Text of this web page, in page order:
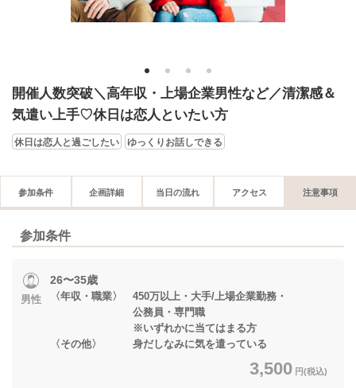
1 2 3 4
開催人数突破＼高年収・上場企業男性など／清潔感＆
気遣い上手♡休日は恋人といたい方
休日は恋人と過ごしたい ゆっくりお話しできる
参加条件 企画詳細 当日の流れ アクセス 注意事項
参加条件
男性
26〜35歳
〈年収・職業〉 450万以上・大手/上場企業勤務・
公務員・専門職
※いずれかに当てはまる方
〈その他〉 身だしなみに気を遣っている
3,500 円(税込)